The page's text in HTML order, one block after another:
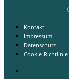
Kontakt
Impressum
Datenschutz
Cookie-Richtlinie